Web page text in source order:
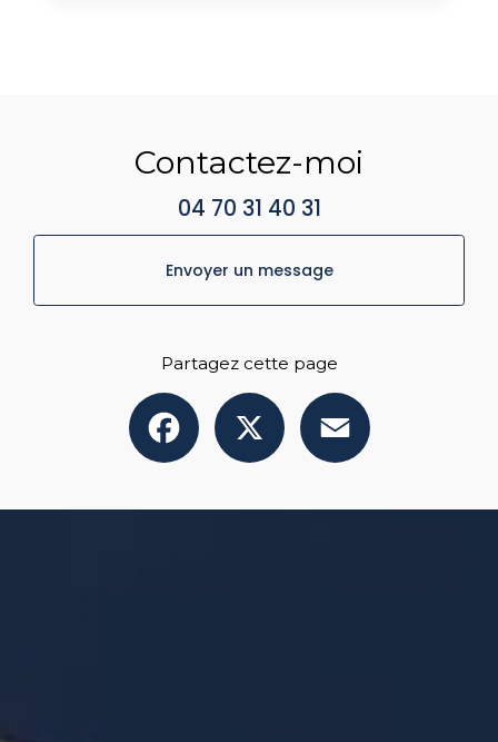
Contactez-moi
04 70 31 40 31
Envoyer un message
Partagez cette page
Facebook